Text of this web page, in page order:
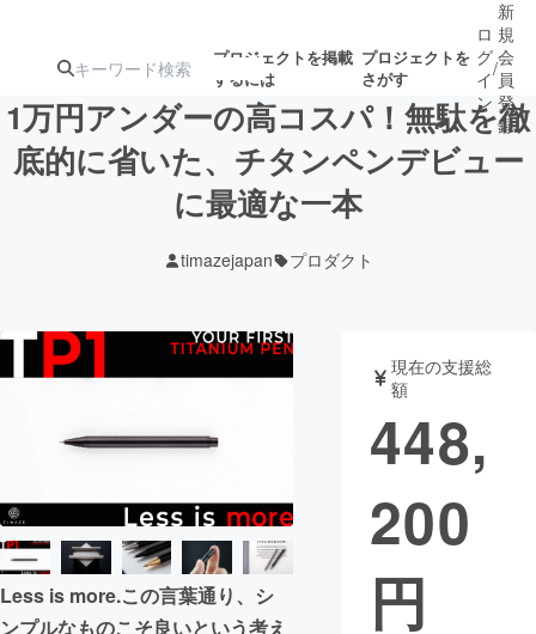
プロジェクトを掲載
するには
プロジェクトを
さがす
注目の新着プロ募集終了が近いプ
テクノロジー・ガジェット
映像・映画 書籍・雑誌
ビジネス・起業 チャレンジ
まちづくり・地域活性化
ロ
グ
イ
ン
/
新
規
会
員
登
録
1万円アンダーの高コスパ！無駄を徹
底的に省いた、チタンペンデビュー
に最適な一本
timazejapan プロダクト
Less is more.この言葉通り、シ
ンプルなものこそ良いという考え
現在の支援総
額
448,
200
円